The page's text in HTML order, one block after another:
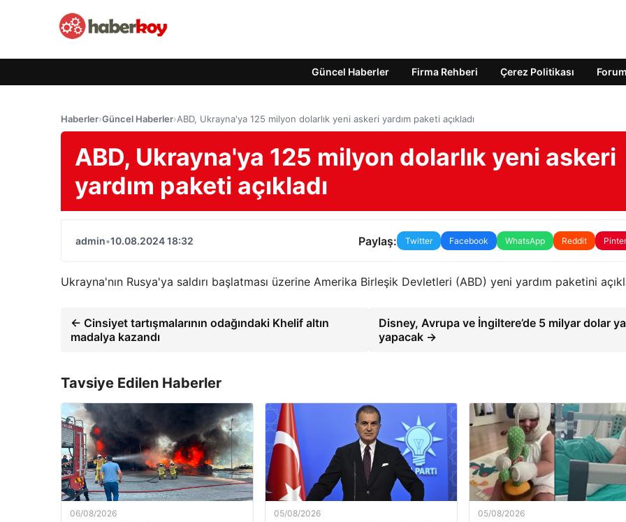
Güncel Haberler Firma Rehberi Çerez Politikası Forum
Haberler›Güncel Haberler›ABD, Ukrayna'ya 125 milyon dolarlık yeni askeri yardım paketi açıkladı
ABD, Ukrayna'ya 125 milyon dolarlık yeni askeri
yardım paketi açıkladı
admin•10.08.2024 18:32 Paylaş: Twitter Facebook WhatsApp Reddit
Ukrayna'nın Rusya'ya saldırı başlatması üzerine Amerika Birleşik Devletleri (ABD) yeni yardım paketini
← Cinsiyet tartışmalarının odağındaki Khelif altın
madalya kazandı
Disney, Avrupa ve İngiltere’de 5 milyar dolar
yapacak →
Tavsiye Edilen Haberler
06/08/2026 05/08/2026 05/08/2026